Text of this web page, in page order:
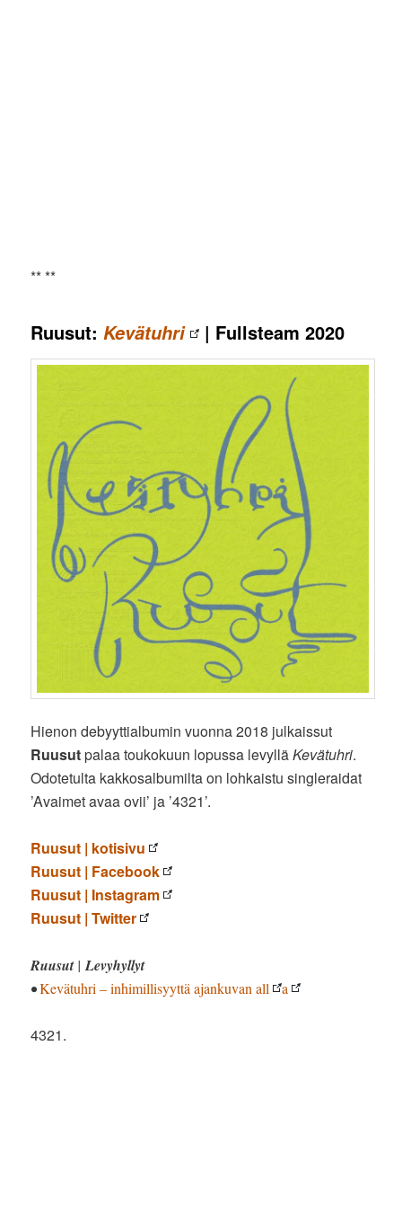
** **
Ruusut: Kevätuhri | Fullsteam 2020
Hienon debyyttialbumin vuonna 2018 julkaissut
Ruusutpalaa toukokuun lopussa levylläKevätuhri.
Odotetulta kakkosalbumilta on lohkaistu singleraidat
’Avaimet avaa ovii’ ja ’4321’.
Ruusut | kotisivu
Ruusut | Facebook
Ruusut | Instagram
Ruusut | Twitter
Ruusut|Levyhyllyt
•Kevätuhri – inhimillisyyttä ajankuvan all a
4321.